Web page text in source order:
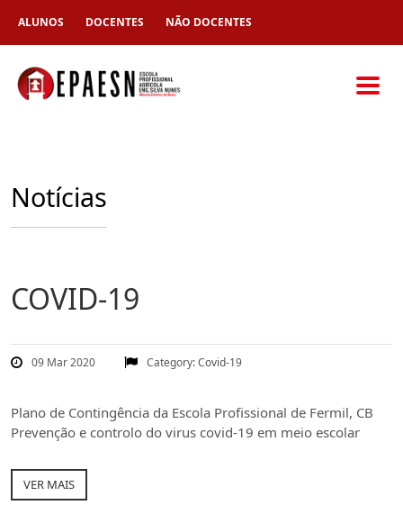
ALUNOS DOCENTES NÃO DOCENTES
Notícias
COVID-19
09 Mar 2020 Category:Covid-19
Plano de Contingência da Escola Profissional de Fermil, CB
Prevenção e controlo do virus covid-19 em meio escolar
VER MAIS